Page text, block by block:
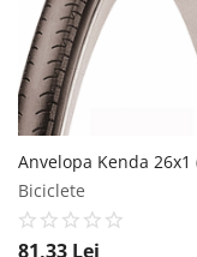
Biciclete
81,33 Lei